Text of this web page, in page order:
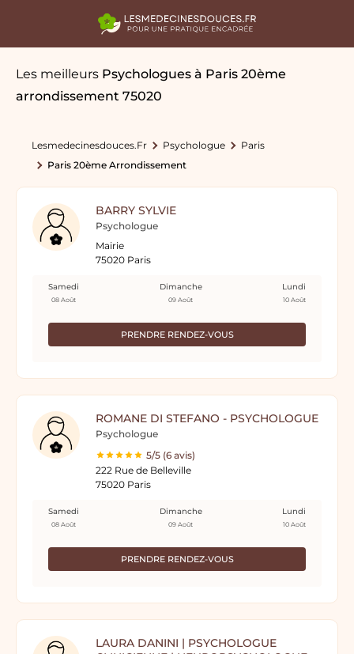
Les meilleurs Psychologues à Paris 20ème
arrondissement 75020
Lesmedecinesdouces.fr Psychologue
Paris
Paris 20ème Arrondissement
BARRY SYLVIE
Psychologue
Mairie
75020 Paris
PRENDRE RENDEZ-VOUS
Samedi
08 Août
Dimanche
09 Août
Lundi
10 Août
ROMANE DI STEFANO - PSYCHOLOGUE
Psychologue
5/5 (6 avis)
222 Rue de Belleville
75020 Paris
PRENDRE RENDEZ-VOUS
Samedi
08 Août
Dimanche
09 Août
Lundi
10 Août
LAURA DANINI | PSYCHOLOGUE